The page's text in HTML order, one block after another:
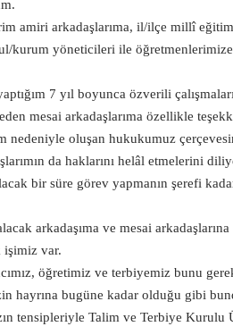
amiri arkadaşlarıma, il/ilçe millî
kurum yöneticileri ile
7 yıl boyunca özverili
mesai arkadaşlarıma özellikle
oluşan hukukumuz
da haklarını helâl etmelerini
bir süre görev yapmanın şerefi
arkadaşıma ve mesai
var.
öğretimiz ve terbiyemiz bunu
hayrına bugüne kadar olduğu gibi
tensipleriyle Talim ve Terbiye Kurulu